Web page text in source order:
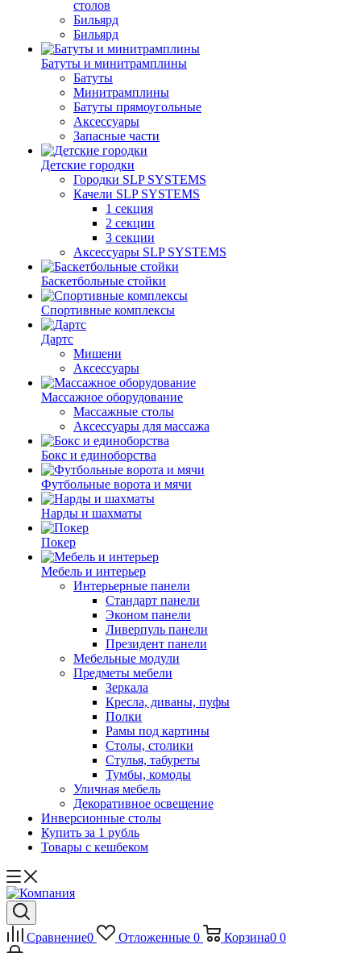
столов
Бильяpд
Бильяpд
Батуты и минитрамплины
Батуты
Минитрамплины
Батуты прямоугольные
Аксессуары
Запасные части
Детские городки
Городки SLP SYSTEMS
Качели SLP SYSTEMS
1 секция
2 секции
3 секции
Аксессуары SLP SYSTEMS
Баскетбольные стойки
Спортивные комплексы
Дартс
Мишени
Аксессуары
Массажное оборудование
Массажные столы
Аксессуары для массажа
Бокс и единоборства
Футбольные ворота и мячи
Нарды и шахматы
Покер
Мебель и интерьер
Интерьерные панели
Стандарт панели
Эконом панели
Ливерпуль панели
Президент панели
Мебельные модули
Предметы мебели
Зеркала
Кресла, диваны, пуфы
Полки
Рамы под картины
Столы, столики
Стулья, табуреты
Тумбы, комоды
Уличная мебель
Декоративное освещение
Инверсионные столы
Купить за 1 рубль
Товары с кешбеком
Сравнение0 Отложенные 0 Корзина0 0